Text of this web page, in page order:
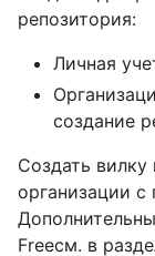
репозитория:
Личная
создание
Создать вилку
организации
Freeсм. в